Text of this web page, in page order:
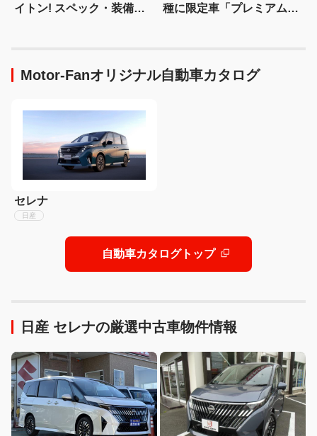
イトン! スペック・装備・
種に限定車「プレミアムサ
Motor-Fanオリジナル自動車カタログ
セレナ
日産
自動車カタログトップ
日産 セレナの厳選中古車物件情報